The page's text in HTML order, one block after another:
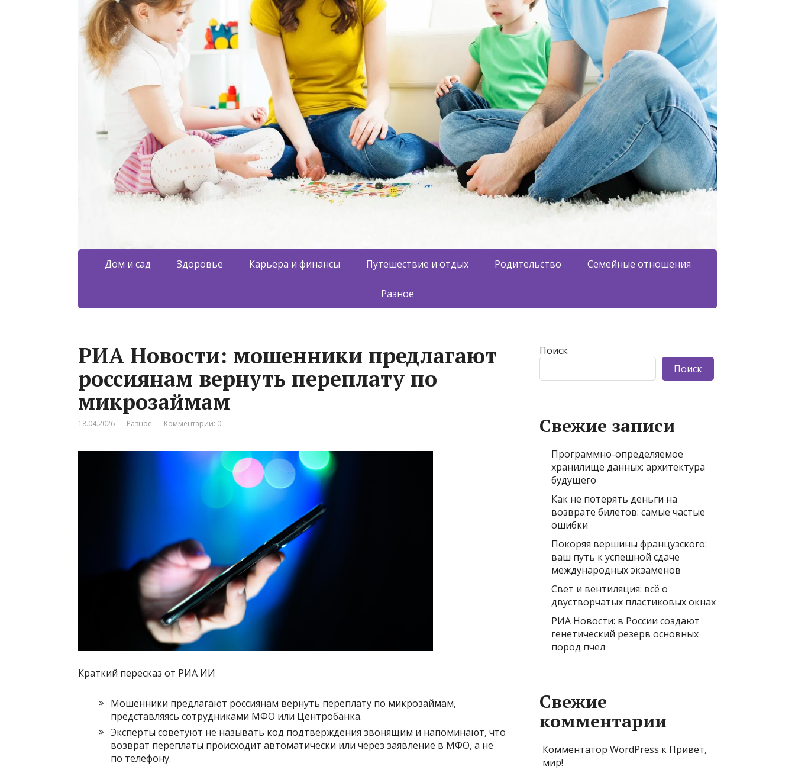
Дом и сад Здоровье Карьера и финансы Путешествие и отдых Родительство Семейные отношения
Разное
РИА Новости: мошенники предлагают
россиянам вернуть переплату по
микрозаймам
18.04.2026 Разное Комментарии: 0
Краткий пересказ от РИА ИИ
Мошенники предлагают россиянам вернуть переплату по микрозаймам,
представляясь сотрудниками МФО или Центробанка.
Эксперты советуют не называть код подтверждения звонящим и напоминают, что
возврат переплаты происходит автоматически или через заявление в МФО, а не
по телефону.
Поиск
Поиск
Свежие записи
Программно-определяемое
хранилище данных: архитектура
будущего
Как не потерять деньги на
возврате билетов: самые частые
ошибки
Покоряя вершины французского:
ваш путь к успешной сдаче
международных экзаменов
Свет и вентиляция: всё о
двустворчатых пластиковых окнах
РИА Новости: в России создают
генетический резерв основных
пород пчел
Свежие
комментарии
Комментатор WordPress к Привет,
мир!